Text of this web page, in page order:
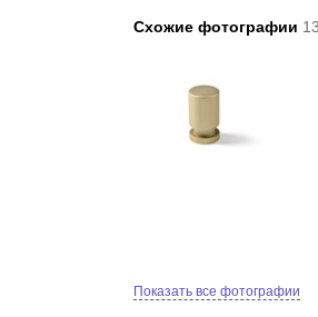
Схожие фотографии 13
Показать все фотографии